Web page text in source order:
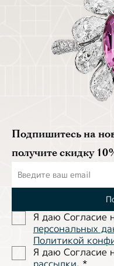
Подпишитесь на
получите скидку
Я даю Согласие
персональных
Политиĸой
Я даю Согласие